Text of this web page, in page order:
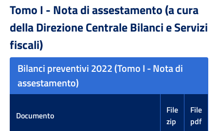
Tomo I - Nota di assestamento (a cura
della Direzione Centrale Bilanci e Servizi
fiscali)
Bilanci preventivi 2022 (Tomo I - Nota di
assestamento)
Documento
File
zip
File
pdf